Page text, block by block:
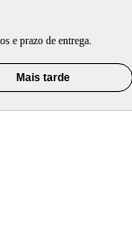
e prazo de entrega.
Mais tarde